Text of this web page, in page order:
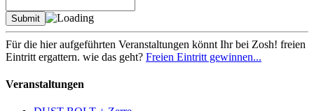
Für die hier aufgeführten Veranstaltungen könnt Ihr bei Zosh! freien
Eintritt ergattern. wie das geht? Freien Eintritt gewinnen...
Veranstaltungen